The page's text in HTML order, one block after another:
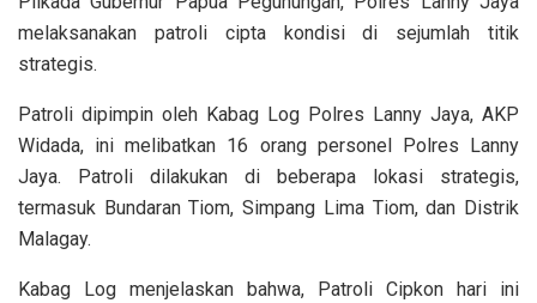
melaksanakan patroli cipta kondisi di sejumlah titik
strategis.
Patroli dipimpin oleh Kabag Log Polres Lanny Jaya, AKP
Widada, ini melibatkan 16 orang personel Polres Lanny
Jaya. Patroli dilakukan di beberapa lokasi strategis,
termasuk Bundaran Tiom, Simpang Lima Tiom, dan Distrik
Malagay.
Kabag Log menjelaskan bahwa, Patroli Cipkon hari ini